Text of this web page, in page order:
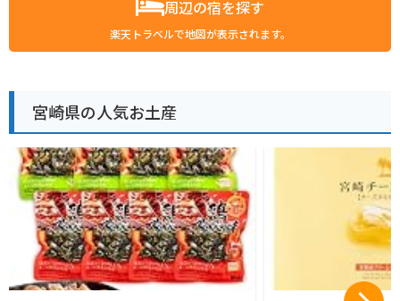
周辺の宿を探す
楽天トラベルで地図が表示されます。
宮崎県の人気お土産